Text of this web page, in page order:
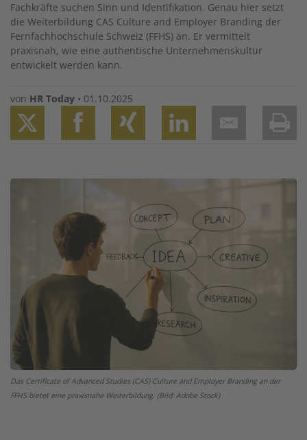
Fachkräfte suchen Sinn und Identifikation. Genau hier setzt
die Weiterbildung CAS Culture and Employer Branding der
Fernfachhochschule Schweiz (FFHS) an. Er vermittelt
praxisnah, wie eine authentische Unternehmenskultur
entwickelt werden kann.
von HR Today • 01.10.2025
Das Certificate of Advanced Studies (CAS) Culture and Employer Branding an der
FFHS bietet eine praxisnahe Weiterbildung. (Bild: Adobe Stock)